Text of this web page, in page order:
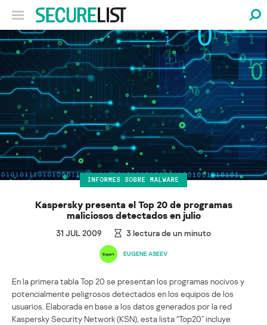
INFORMES SOBRE MALWARE
Kaspersky presenta el Top 20 de programas
maliciosos detectados en julio
31 JUL 2009 3lectura de un minuto
EUGENE ASEEV
En la primera tabla Top 20 se presentan los programas nocivos y
potencialmente peligrosos detectados en los equipos de los
usuarios. Elaborada en base a los datos generados por la red
Kaspersky Security Network (KSN), esta lista “Top20” incluye